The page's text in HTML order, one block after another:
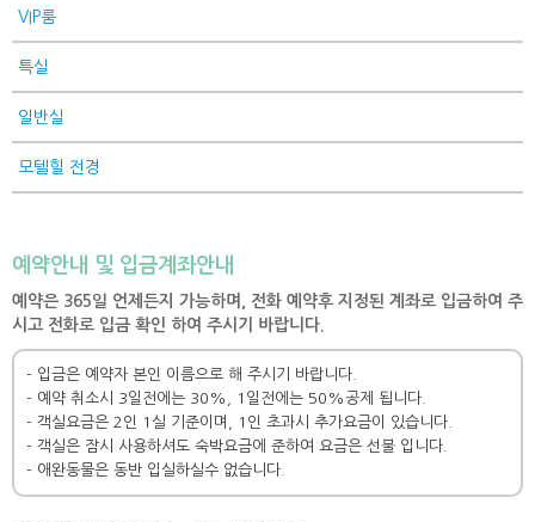
VIP룸
특실
일반실
모텔힐 전경
예약안내 및 입금계좌안내
예약은 365일 언제든지 가능하며, 전화 예약후 지정된 계좌로 입금하여 주
시고 전화로 입금 확인 하여 주시기 바랍니다.
- 입금은 예약자 본인 이름으로 해 주시기 바랍니다.
- 예약 취소시 3일전에는 30%, 1일전에는 50%공제 됩니다.
- 객실요금은 2인 1실 기준이며, 1인 초과시 추가요금이 있습니다.
- 객실은 잠시 사용하셔도 숙박요금에 준하여 요금은 선불 입니다.
- 애완동물은 동반 입실하실수 없습니다.